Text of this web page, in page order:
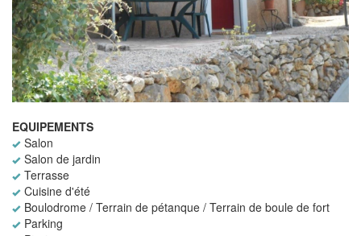
EQUIPEMENTS
Salon
Salon de jardin
Terrasse
Cuisine d'été
Boulodrome / Terrain de pétanque / Terrain de boule de fort
Parking